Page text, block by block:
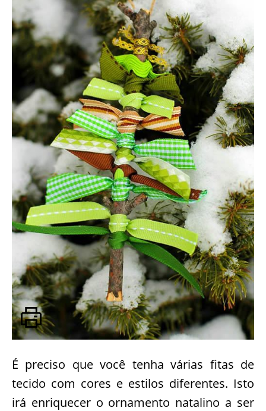
É preciso que você tenha várias fitas de
tecido com cores e estilos diferentes. Isto
irá enriquecer o ornamento natalino a ser